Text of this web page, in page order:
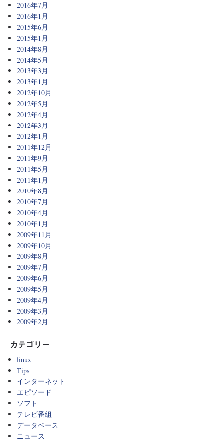
2016年7月
2016年1月
2015年6月
2015年1月
2014年8月
2014年5月
2013年3月
2013年1月
2012年10月
2012年5月
2012年4月
2012年3月
2012年1月
2011年12月
2011年9月
2011年5月
2011年1月
2010年8月
2010年7月
2010年4月
2010年1月
2009年11月
2009年10月
2009年8月
2009年7月
2009年6月
2009年5月
2009年4月
2009年3月
2009年2月
カテゴリー
linux
Tips
インターネット
エピソード
ソフト
テレビ番組
データベース
ニュース